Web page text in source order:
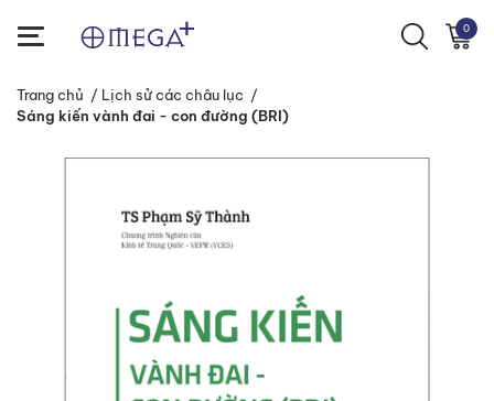
0
Trang chủ / Lịch sử các châu lục /
Sáng kiến vành đai - con đường (BRI)